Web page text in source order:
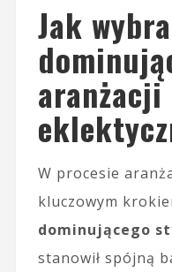
Jak
aranżacji
W procesie
kluczowym
dominującego
stanowił spójną